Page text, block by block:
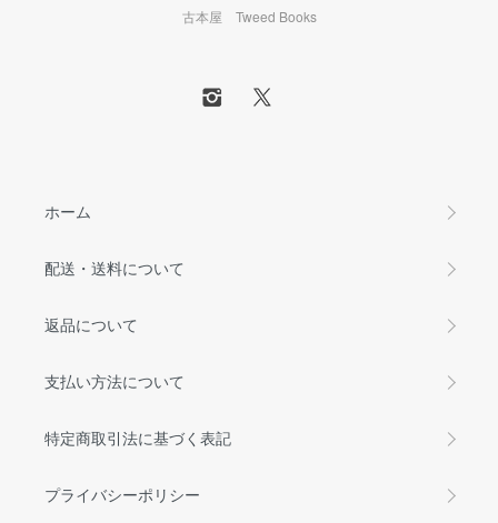
古本屋 Tweed Books
ホーム
配送・送料について
返品について
支払い方法について
特定商取引法に基づく表記
プライバシーポリシー